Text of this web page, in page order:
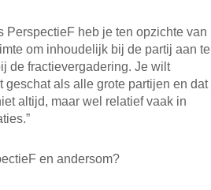
PerspectieF heb je ten opzichte van
om inhoudelijk bij de partij aan te
de fractievergadering. Je wilt
als alle grote partijen en dat
altijd, maar wel relatief vaak in
en andersom?